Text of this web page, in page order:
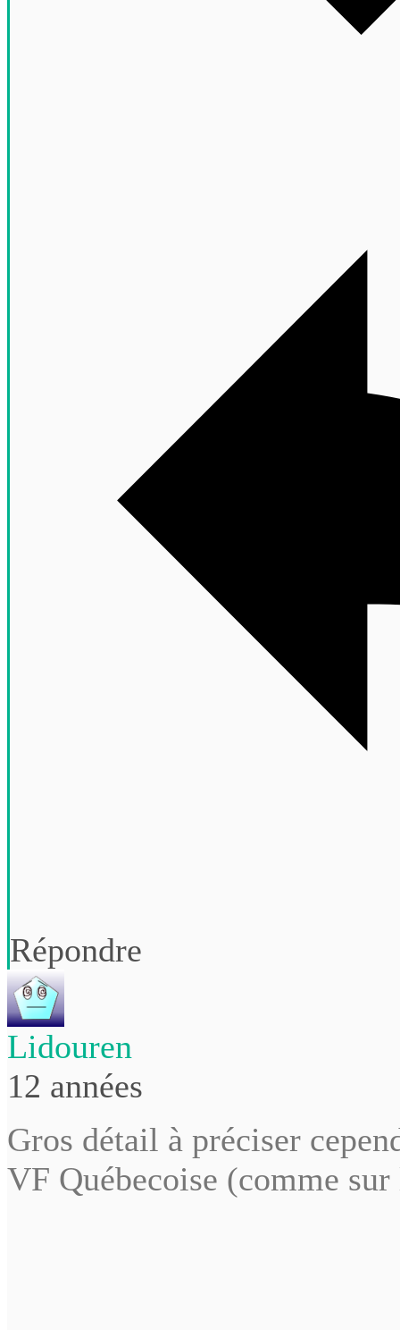
Répondre
Lidouren
12 années
Gros détail à préciser
VF Québecoise (comme